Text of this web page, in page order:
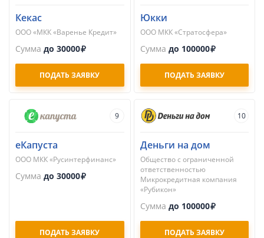
Кекас
ООО «МКК «Варенье Кредит»
Сумма до 30000
ПОДАТЬ ЗАЯВКУ
Юкки
ООО МКК «Стратосфера»
Сумма до 100000
ПОДАТЬ ЗАЯВКУ
9
еКапуста
ООО МКК «Русинтерфинанс»
Сумма до 30000
ПОДАТЬ ЗАЯВКУ
10
Деньги на дом
Общество с ограниченной
ответственностью
Микрокредитная компания
«Рубикон»
Сумма до 100000
ПОДАТЬ ЗАЯВКУ